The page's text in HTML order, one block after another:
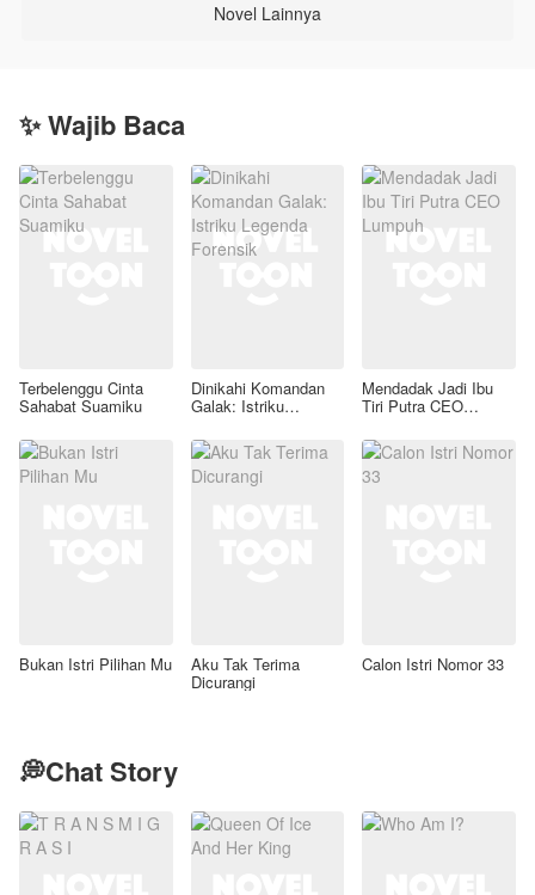
Novel Lainnya
✨ Wajib Baca
Terbelenggu Cinta
Sahabat Suamiku
Dinikahi Komandan
Galak: Istriku
Mendadak Jadi Ibu
Tiri Putra CEO
Bukan Istri Pilihan Mu Aku Tak Terima
Dicurangi
Calon Istri Nomor 33
💭Chat Story